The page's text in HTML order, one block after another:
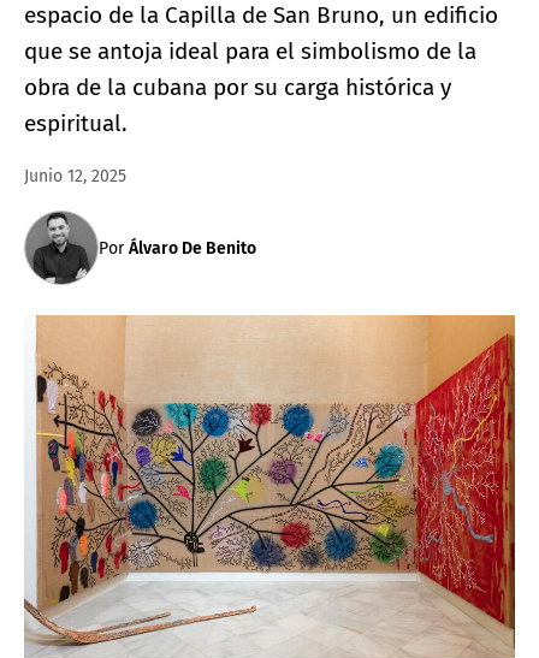
espacio de la Capilla de San Bruno, un edificio
que se antoja ideal para el simbolismo de la
obra de la cubana por su carga histórica y
espiritual.
Junio 12, 2025
PorÁlvaro De Benito